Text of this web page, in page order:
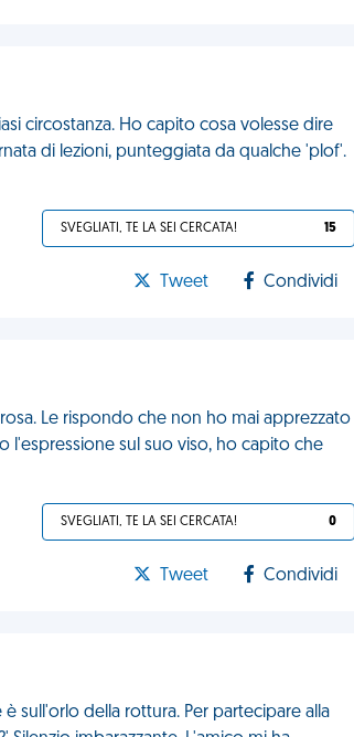
circostanza. Ho capito cosa volesse dire
di lezioni, punteggiata da qualche 'plof'.
SVEGLIATI, TE LA SEI CERCATA! 15
Tweet Condividi
Le rispondo che non ho mai apprezzato
l'espressione sul suo viso, ho capito che
SVEGLIATI, TE LA SEI CERCATA! 0
Tweet Condividi
sull'orlo della rottura. Per partecipare alla